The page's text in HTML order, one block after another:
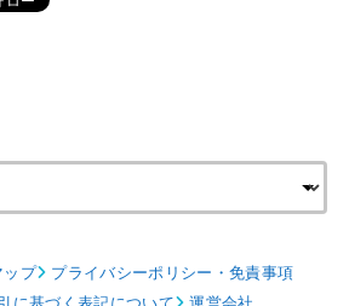
ップ
プライバシーポリシー・免責事項